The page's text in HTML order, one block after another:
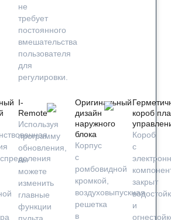
не
требует
постоянного
вмешательства
пользователя
для
регулировки.
I-
Remote
Используя
программу
обновления,
вы
можете
изменить
главные
функции
пульта
Оригинальный
дизайн
наружного
блока
Корпус
с
ромбовидной
кромкой,
воздуховыпускная
решетка
в
короб
Короб
с
закрыт
и